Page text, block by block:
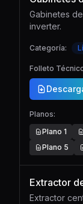
Gabinetes
inverter.
Categoría:
Folleto
Planos:
Plano 1
Plano 5
Extractor
Extractor